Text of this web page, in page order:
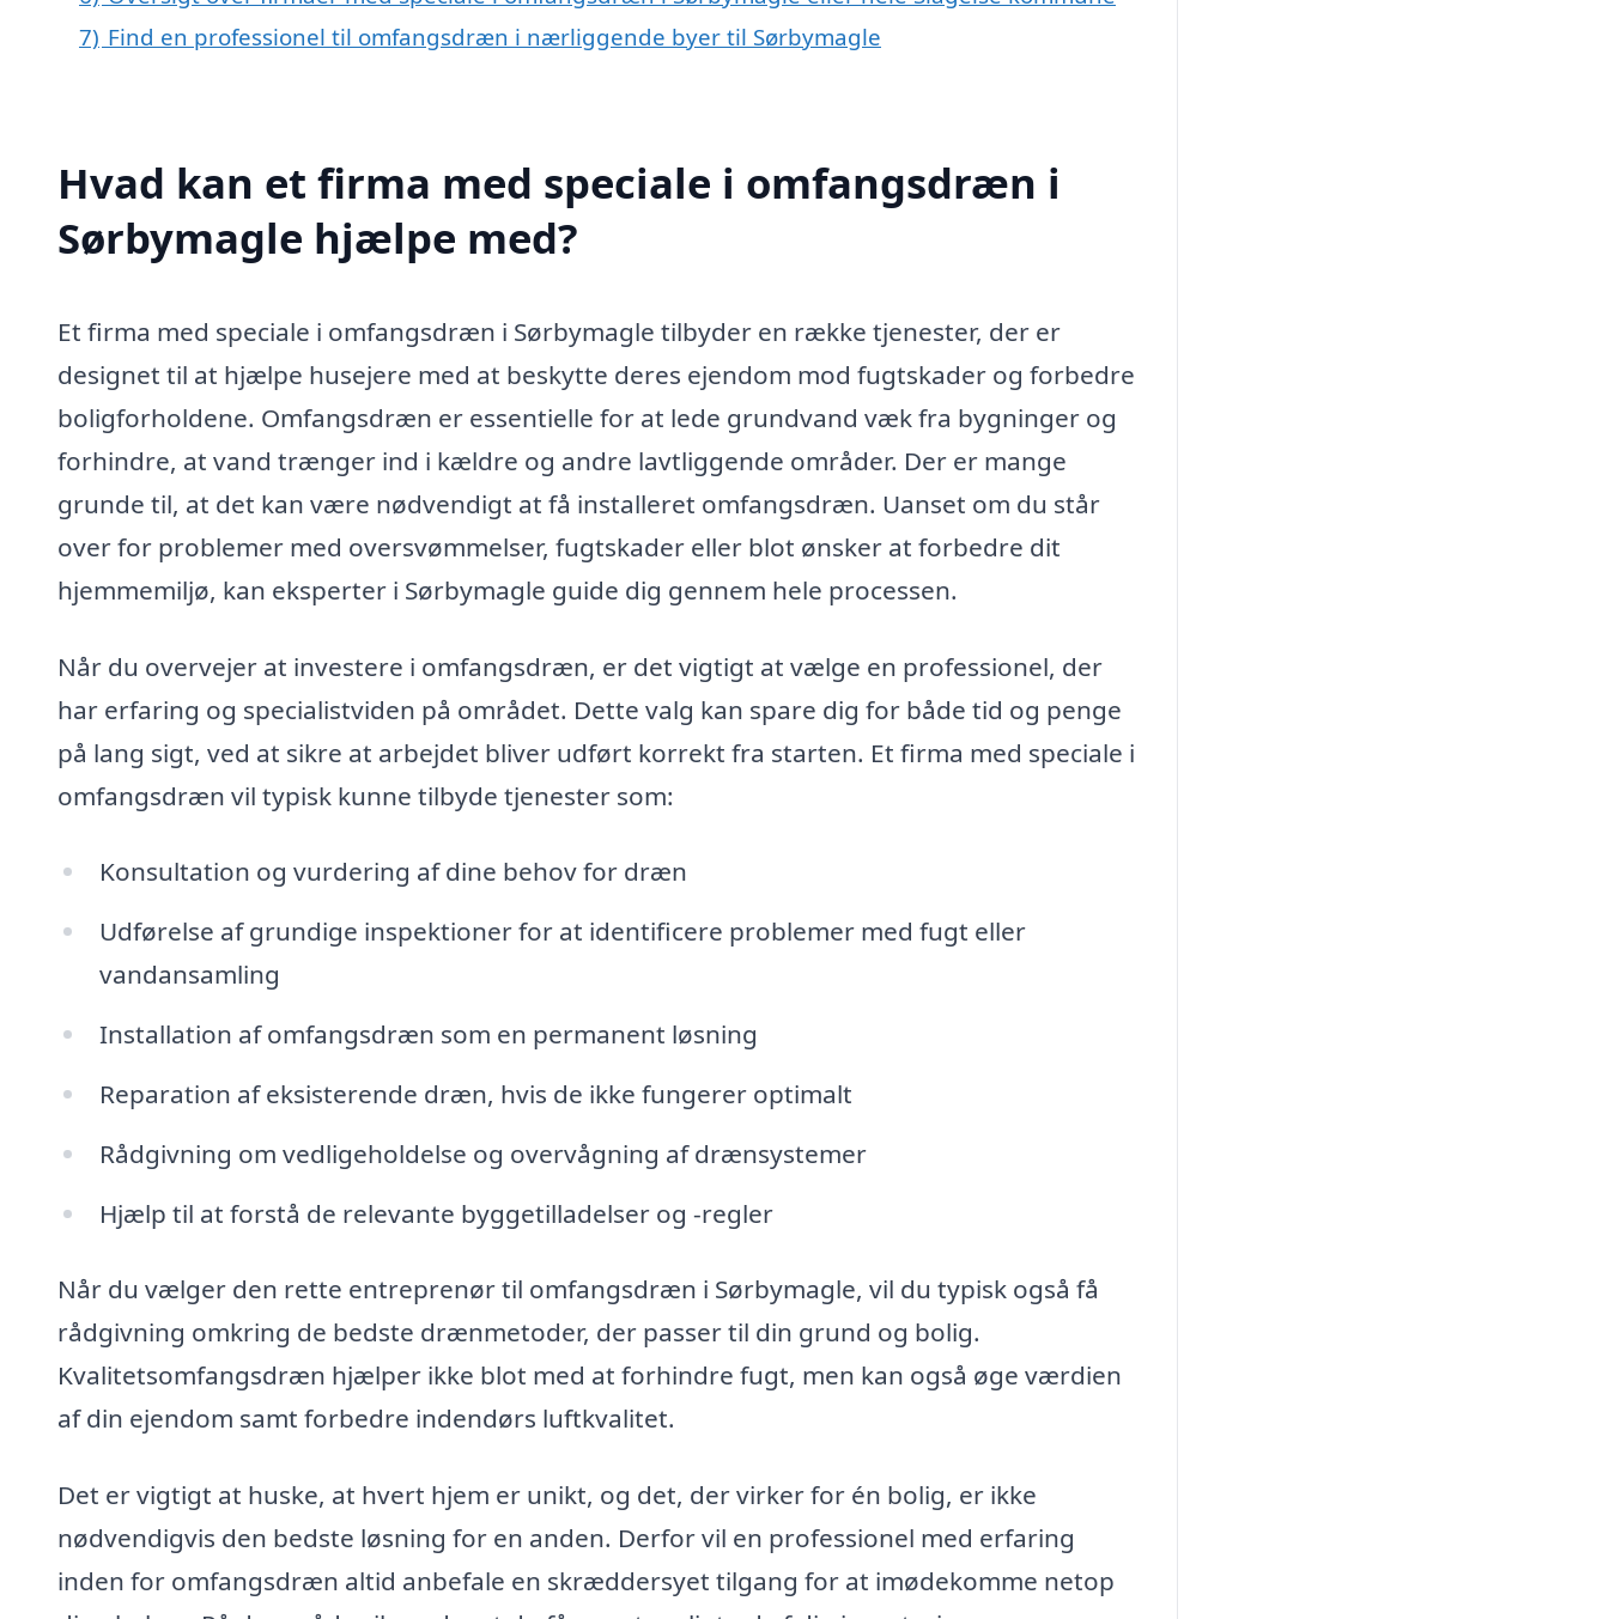
7) Find en professionel til omfangsdræn i nærliggende byer til Sørbymagle
Hvad kan et firma med speciale i omfangsdræn i
Sørbymagle hjælpe med?
Et firma med speciale i omfangsdræn i Sørbymagle tilbyder en række tjenester, der er
designet til at hjælpe husejere med at beskytte deres ejendom mod fugtskader og forbedre
boligforholdene. Omfangsdræn er essentielle for at lede grundvand væk fra bygninger og
forhindre, at vand trænger ind i kældre og andre lavtliggende områder. Der er mange
grunde til, at det kan være nødvendigt at få installeret omfangsdræn. Uanset om du står
over for problemer med oversvømmelser, fugtskader eller blot ønsker at forbedre dit
hjemmemiljø, kan eksperter i Sørbymagle guide dig gennem hele processen.
Når du overvejer at investere i omfangsdræn, er det vigtigt at vælge en professionel, der
har erfaring og specialistviden på området. Dette valg kan spare dig for både tid og penge
på lang sigt, ved at sikre at arbejdet bliver udført korrekt fra starten. Et firma med speciale i
omfangsdræn vil typisk kunne tilbyde tjenester som:
Konsultation og vurdering af dine behov for dræn
Udførelse af grundige inspektioner for at identificere problemer med fugt eller
vandansamling
Installation af omfangsdræn som en permanent løsning
Reparation af eksisterende dræn, hvis de ikke fungerer optimalt
Rådgivning om vedligeholdelse og overvågning af drænsystemer
Hjælp til at forstå de relevante byggetilladelser og -regler
Når du vælger den rette entreprenør til omfangsdræn i Sørbymagle, vil du typisk også få
rådgivning omkring de bedste drænmetoder, der passer til din grund og bolig.
Kvalitetsomfangsdræn hjælper ikke blot med at forhindre fugt, men kan også øge værdien
af din ejendom samt forbedre indendørs luftkvalitet.
Det er vigtigt at huske, at hvert hjem er unikt, og det, der virker for én bolig, er ikke
nødvendigvis den bedste løsning for en anden. Derfor vil en professionel med erfaring
inden for omfangsdræn altid anbefale en skræddersyet tilgang for at imødekomme netop